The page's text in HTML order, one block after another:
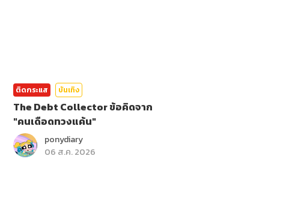
ติดกระแส บันเทิง
The Debt Collector ข้อคิดจาก
"คนเดือดทวงแค้น"
ponydiary
06 ส.ค. 2026